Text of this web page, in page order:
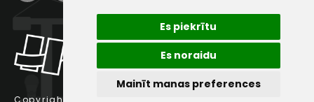
Es piekrītu
Es noraidu
Mainīt manas preferences
Copyright © 2025 Hards SIA.